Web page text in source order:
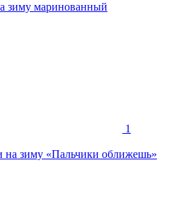
зиму маринованный
1
на зиму «Пальчики оближешь»